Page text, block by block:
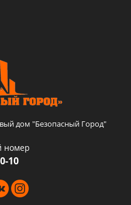
дом "Безопасный Город"
номер
10